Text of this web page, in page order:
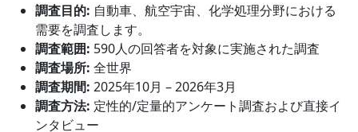
調査目的: 自動車、航空宇宙、化学処理分野における
需要を調査します。
調査範囲: 590人の回答者を対象に実施された調査
調査場所: 全世界
調査期間: 2025年10月 – 2026年3月
調査方法: 定性的/定量的アンケート調査および直接イ
ンタビュー